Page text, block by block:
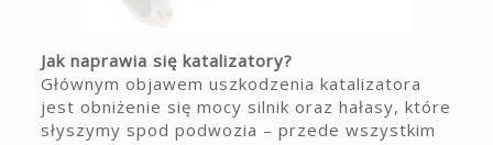
Jak naprawia się katalizatory?
Głównym objawem uszkodzenia katalizatora
jest obniżenie się mocy silnik oraz hałasy, które
słyszymy spod podwozia – przede wszystkim